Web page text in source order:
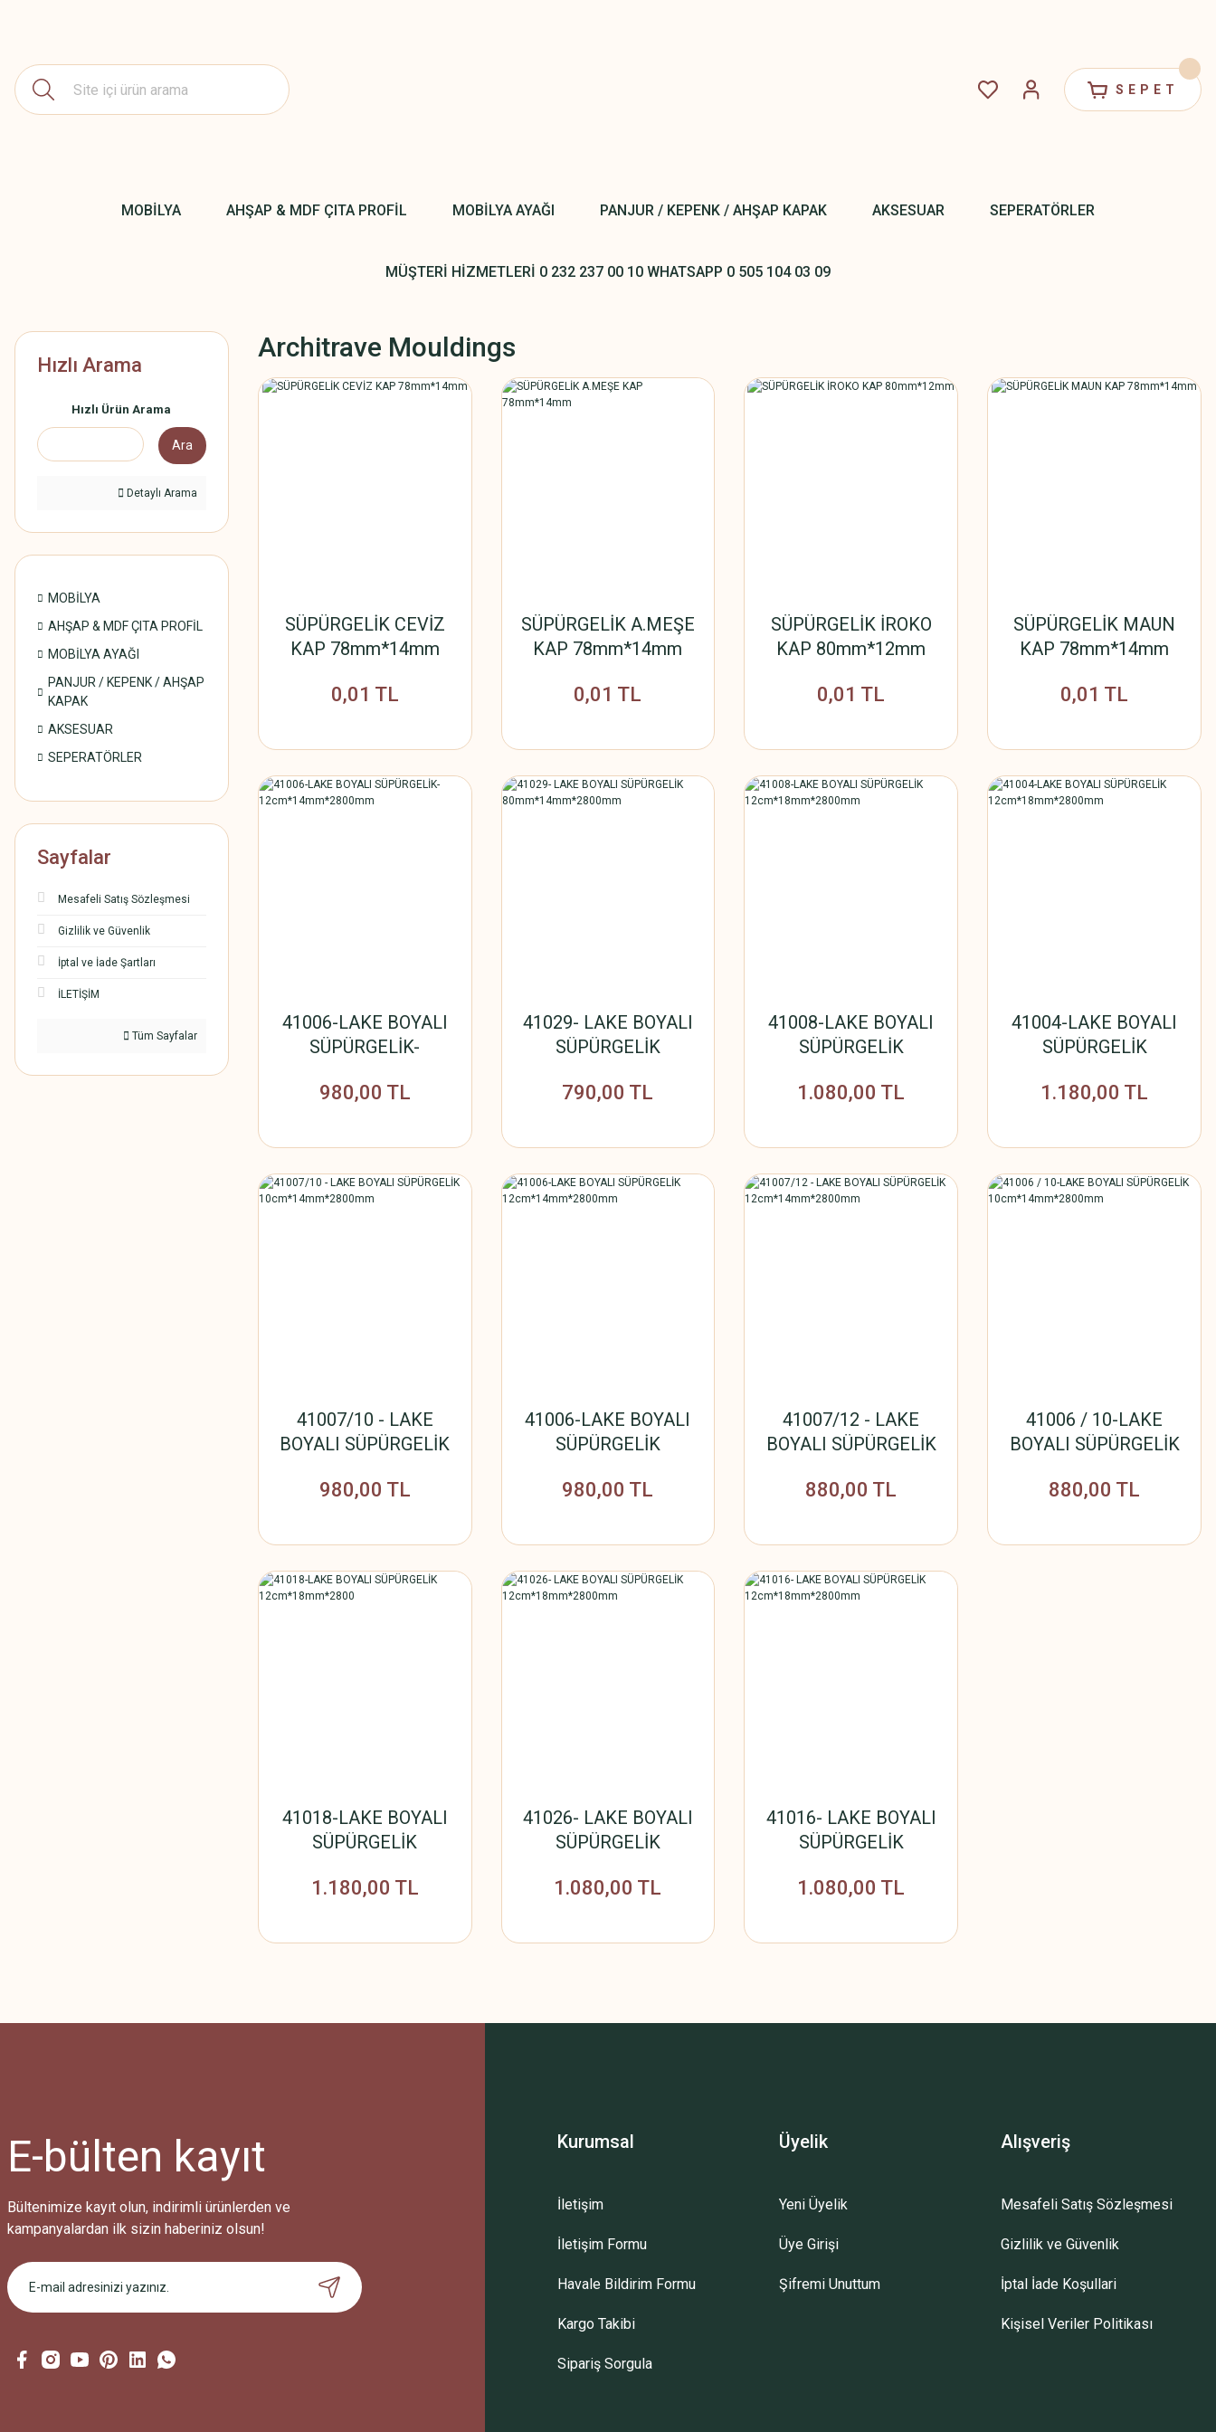
SEPET
MOBİLYA AHŞAP & MDF ÇITA PROFİL MOBİLYA AYAĞI PANJUR / KEPENK / AHŞAP KAPAK AKSESUAR SEPERATÖRLER
MÜŞTERİ HİZMETLERİ 0 232 237 00 10 WHATSAPP 0 505 104 03 09
Hızlı Arama
Hızlı Ürün Arama
Ara
Detaylı Arama
MOBİLYA
AHŞAP & MDF ÇITA PROFİL
MOBİLYA AYAĞI
PANJUR / KEPENK / AHŞAP
KAPAK
AKSESUAR
SEPERATÖRLER
Sayfalar
Mesafeli Satış Sözleşmesi
Gizlilik ve Güvenlik
İptal ve İade Şartları
İLETİŞİM
Tüm Sayfalar
Architrave Mouldings
SÜPÜRGELİK CEVİZ
KAP 78mm*14mm
0,01 TL
SÜPÜRGELİK A.MEŞE
KAP 78mm*14mm
0,01 TL
SÜPÜRGELİK İROKO
KAP 80mm*12mm
0,01 TL
SÜPÜRGELİK MAUN
KAP 78mm*14mm
0,01 TL
41006-LAKE BOYALI
SÜPÜRGELİK-
980,00 TL
41029- LAKE BOYALI
SÜPÜRGELİK
790,00 TL
41008-LAKE BOYALI
SÜPÜRGELİK
1.080,00 TL
41004-LAKE BOYALI
SÜPÜRGELİK
1.180,00 TL
41007/10 - LAKE
BOYALI SÜPÜRGELİK
980,00 TL
41006-LAKE BOYALI
SÜPÜRGELİK
980,00 TL
41007/12 - LAKE
BOYALI SÜPÜRGELİK
880,00 TL
41006 / 10-LAKE
BOYALI SÜPÜRGELİK
880,00 TL
41018-LAKE BOYALI
SÜPÜRGELİK
1.180,00 TL
41026- LAKE BOYALI
SÜPÜRGELİK
1.080,00 TL
41016- LAKE BOYALI
SÜPÜRGELİK
1.080,00 TL
E-bülten kayıt
Bültenimize kayıt olun, indirimli ürünlerden ve
kampanyalardan ilk sizin haberiniz olsun!
Kurumsal
İletişim
İletişim Formu
Havale Bildirim Formu
Kargo Takibi
Sipariş Sorgula
Üyelik
Yeni Üyelik
Üye Girişi
Şifremi Unuttum
Alışveriş
Mesafeli Satış Sözleşmesi
Gizlilik ve Güvenlik
İptal İade Koşullari
Kişisel Veriler Politikası